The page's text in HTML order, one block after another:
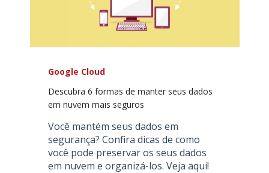
Google Cloud
Descubra 6 formas de manter seus dados
em nuvem mais seguros
Você mantém seus dados em
segurança? Confira dicas de como
você pode preservar os seus dados
em nuvem e organizá-los. Veja aqui!